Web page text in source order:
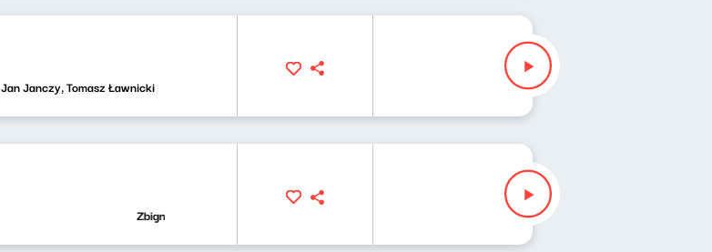
Jan Janczy, Tomasz Ławnicki
Zbigniew Zamachowski, Wojciech Mann, Ryszard Koziołek